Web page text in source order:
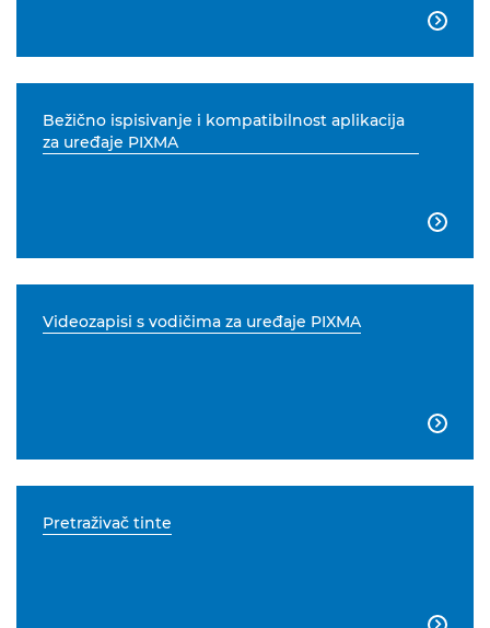

Bežično ispisivanje i kompatibilnost aplikacija
za uređaje PIXMA

Videozapisi s vodičima za uređaje PIXMA

Pretraživač tinte
